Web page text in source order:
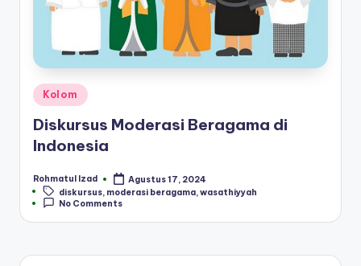
Posted
in
Kolom
Diskursus Moderasi Beragama di
Indonesia
Posted
by
Rohmatul Izad
Agustus 17, 2024
Tags:diskursus moderasi beragama ,wasathiyyah
No Comments